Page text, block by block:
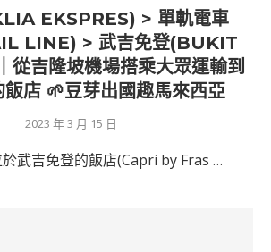
EKSPRES) > 單軌電車
LINE) > 武吉免登(BUKIT
吉隆坡機場搭乘大眾運輸到
飯店 🌱豆芽出國趣馬來西亞
2023 年 3 月 15 日
武吉免登的飯店(Capri by Fras …